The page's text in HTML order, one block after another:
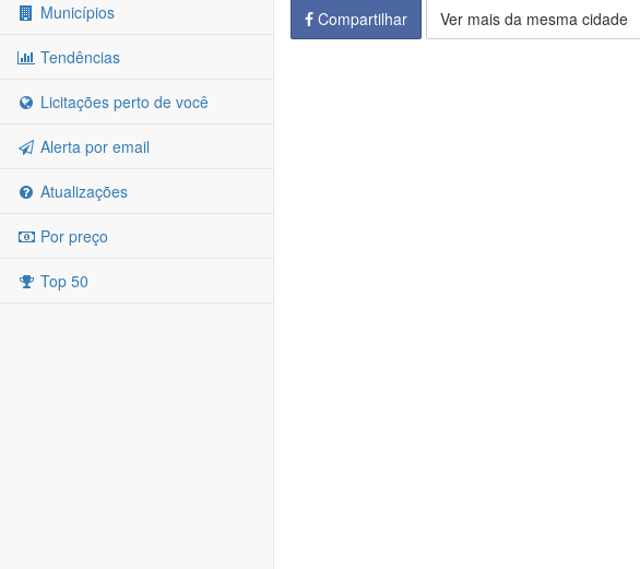
Municípios
Tendências
Licitações perto de você
Alerta por email
Atualizações
Por preço
Top 50
Compartilhar
Ver mais da mesma cidade